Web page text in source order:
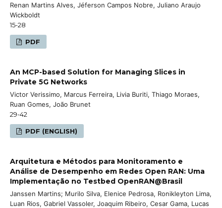
Renan Martins Alves, Jéferson Campos Nobre, Juliano Araujo
Wickboldt
15-28
PDF
An MCP-based Solution for Managing Slices in
Private 5G Networks
Victor Verissimo, Marcus Ferreira, Livia Buriti, Thiago Moraes,
Ruan Gomes, João Brunet
29-42
PDF (ENGLISH)
Arquitetura e Métodos para Monitoramento e
Análise de Desempenho em Redes Open RAN: Uma
Implementação no Testbed OpenRAN@Brasil
Janssen Martins; Murilo Silva, Elenice Pedrosa, Ronikleyton Lima,
Luan Rios, Gabriel Vassoler, Joaquim Ribeiro, Cesar Gama, Lucas